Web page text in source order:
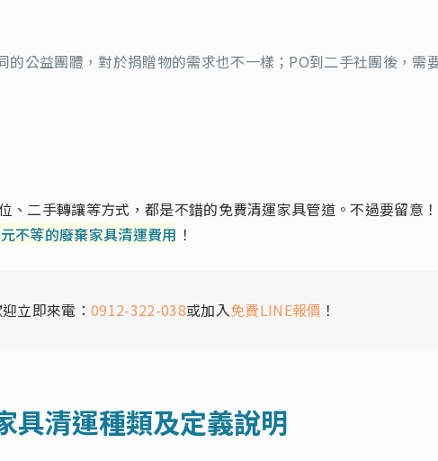
公益團體，對於捐贈物的需求也不一樣；PO到二手社團後，需
、二手轉讓等方式，都是不錯的免費清運家具管道。不過要留意
不等的廢棄家具清運費用 ！
立即來電：0912-322-038或加入免費LINE報價 ！
具清運種類及定義說明